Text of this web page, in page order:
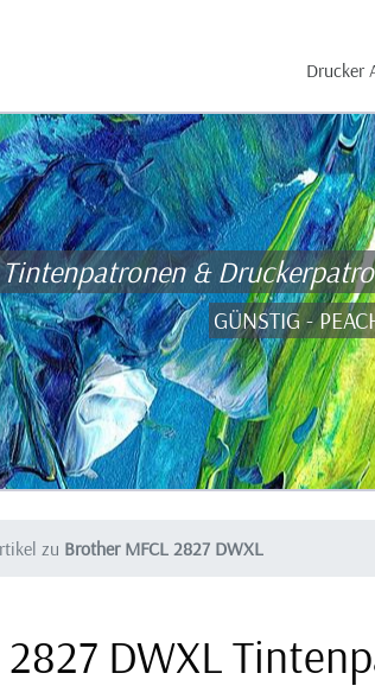
Drucker
Tintenpatronen &
GÜNSTIG -
zu Brother MFCL 2827 DWXL
DWXL